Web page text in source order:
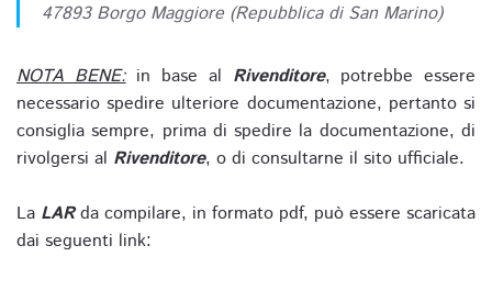
47893 Borgo Maggiore (Repubblica di San Marino)
NOTA BENE:in base al Rivenditore, potrebbe essere
necessario spedire ulteriore documentazione, pertanto si
consiglia sempre, prima di spedire la documentazione, di
rivolgersi al Rivenditore, o di consultarne il sito ufficiale.
La LARda compilare, in formato pdf, può essere scaricata
dai seguenti link: